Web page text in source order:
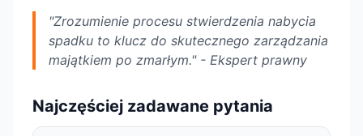
"Zrozumienie procesu stwierdzenia nabycia
spadku to klucz do skutecznego zarządzania
majątkiem po zmarłym." - Ekspert prawny
Najczęściej zadawane pytania